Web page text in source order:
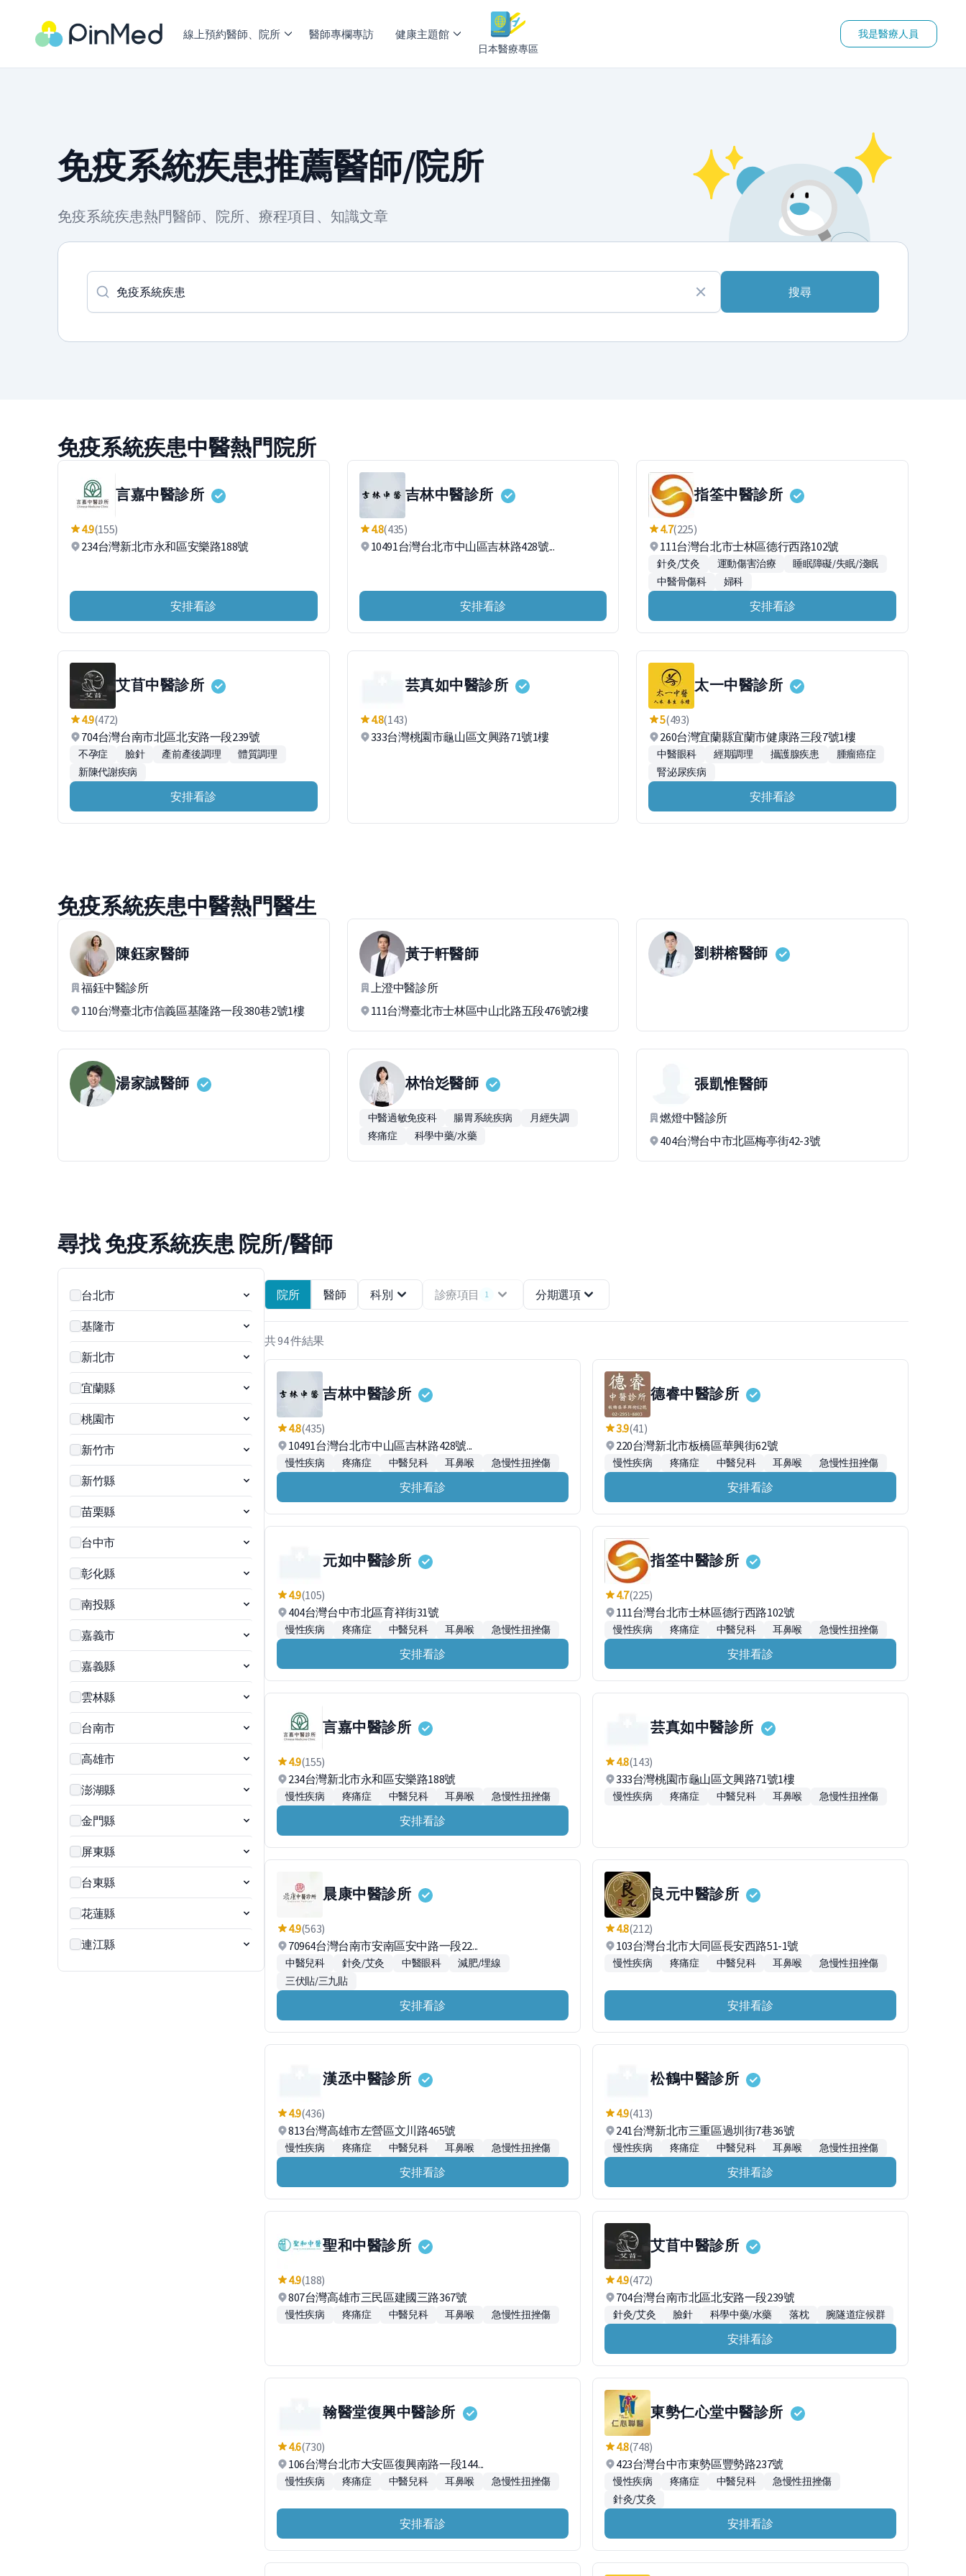
線上預約醫師、院所 醫師專欄專訪 健康主題館
日本醫療專區
我是醫療人員
免疫系統疾患推薦醫師/院所
免疫系統疾患熱門醫師、院所、療程項目、知識文章
搜尋
免疫系統疾患中醫熱門院所
言嘉中醫診所
4.9(155)
234台灣新北市永和區安樂路188號
安排看診
吉林中醫診所
4.8(435)
10491台灣台北市中山區吉林路428號...
安排看診
指筌中醫診所
4.7(225)
111台灣台北市士林區德行西路102號
針灸/艾灸 運動傷害治療
睡眠障礙/失眠/淺眠
中醫骨傷科
婦科
安排看診
艾苜中醫診所
4.9(472)
704台灣台南市北區北安路一段239號
不孕症 臉針 產前產後調理
體質調理
新陳代謝疾病
安排看診
芸真如中醫診所
4.8(143)
333台灣桃園市龜山區文興路71號1樓
太一中醫診所
5(493)
260台灣宜蘭縣宜蘭市健康路三段7號1樓
中醫眼科 經期調理 攝護腺疾患
腫瘤癌症
腎泌尿疾病
安排看診
免疫系統疾患中醫熱門醫生
陳鈺家醫師
福鈺中醫診所
110台灣臺北市信義區基隆路一段380巷2號1樓
黃于軒醫師
上澄中醫診所
111台灣臺北市士林區中山北路五段476號2樓
劉耕榕醫師
湯家誠醫師 林怡彣醫師
中醫過敏免疫科 腸胃系統疾病
月經失調
疼痛症
科學中藥/水藥
張凱惟醫師
燃燈中醫診所
404台灣台中市北區梅亭街42-3號
尋找 免疫系統疾患 院所/醫師
台北市
基隆市
新北市
宜蘭縣
桃園市
新竹市
新竹縣
苗栗縣
台中市
彰化縣
南投縣
嘉義市
嘉義縣
雲林縣
台南市
高雄市
澎湖縣
金門縣
屏東縣
台東縣
花蓮縣
連江縣
院所 醫師 科別 診療項目 1 分期選項
共 94 件結果
吉林中醫診所
4.8(435)
10491台灣台北市中山區吉林路428號...
慢性疾病 疼痛症 中醫兒科 耳鼻喉 急慢性扭挫傷
安排看診
德睿中醫診所
3.9(41)
220台灣新北市板橋區華興街62號
慢性疾病 疼痛症 中醫兒科 耳鼻喉 急慢性扭挫傷
安排看診
元如中醫診所
4.9(105)
404台灣台中市北區育祥街31號
慢性疾病 疼痛症 中醫兒科 耳鼻喉 急慢性扭挫傷
安排看診
指筌中醫診所
4.7(225)
111台灣台北市士林區德行西路102號
慢性疾病 疼痛症 中醫兒科 耳鼻喉 急慢性扭挫傷
安排看診
言嘉中醫診所
4.9(155)
234台灣新北市永和區安樂路188號
慢性疾病 疼痛症 中醫兒科 耳鼻喉 急慢性扭挫傷
安排看診
芸真如中醫診所
4.8(143)
333台灣桃園市龜山區文興路71號1樓
慢性疾病 疼痛症 中醫兒科 耳鼻喉 急慢性扭挫傷
晨康中醫診所
4.9(563)
70964台灣台南市安南區安中路一段22...
中醫兒科 針灸/艾灸 中醫眼科
減肥/埋線
三伏貼/三九貼
安排看診
良元中醫診所
4.8(212)
103台灣台北市大同區長安西路51-1號
慢性疾病 疼痛症 中醫兒科 耳鼻喉 急慢性扭挫傷
安排看診
漢丞中醫診所
4.9(436)
813台灣高雄市左營區文川路465號
慢性疾病 疼痛症 中醫兒科 耳鼻喉 急慢性扭挫傷
安排看診
松鶴中醫診所
4.9(413)
241台灣新北市三重區過圳街7巷36號
慢性疾病 疼痛症 中醫兒科 耳鼻喉 急慢性扭挫傷
安排看診
聖和中醫診所
4.9(188)
807台灣高雄市三民區建國三路367號
慢性疾病 疼痛症 中醫兒科 耳鼻喉 急慢性扭挫傷
艾苜中醫診所
4.9(472)
704台灣台南市北區北安路一段239號
針灸/艾灸 臉針 科學中藥/水藥 落枕 腕隧道症候群
安排看診
翰醫堂復興中醫診所
4.6(730)
106台灣台北市大安區復興南路一段144...
慢性疾病 疼痛症 中醫兒科 耳鼻喉 急慢性扭挫傷
安排看診
東勢仁心堂中醫診所
4.8(748)
423台灣台中市東勢區豐勢路237號
慢性疾病 疼痛症 中醫兒科
急慢性扭挫傷
針灸/艾灸
安排看診